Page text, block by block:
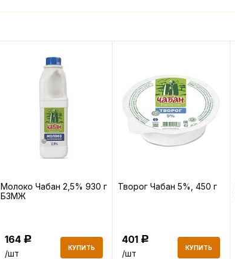
Молоко Чабан 2,5% 930 г
БЗМЖ
164 Р
/шт
КУПИТЬ
Творог Чабан 5%, 450 г
401 Р
/шт
КУПИТЬ